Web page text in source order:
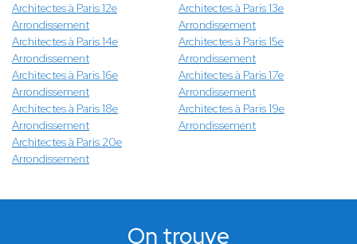
Architectes à Paris 12e
Arrondissement
Architectes à Paris 13e
Arrondissement
Architectes à Paris 14e
Arrondissement
Architectes à Paris 15e
Arrondissement
Architectes à Paris 16e
Arrondissement
Architectes à Paris 17e
Arrondissement
Architectes à Paris 18e
Arrondissement
Architectes à Paris 19e
Arrondissement
Architectes à Paris 20e
Arrondissement
On trouve